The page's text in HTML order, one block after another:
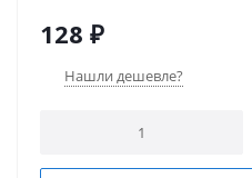
128 ₽
Нашли дешевле?